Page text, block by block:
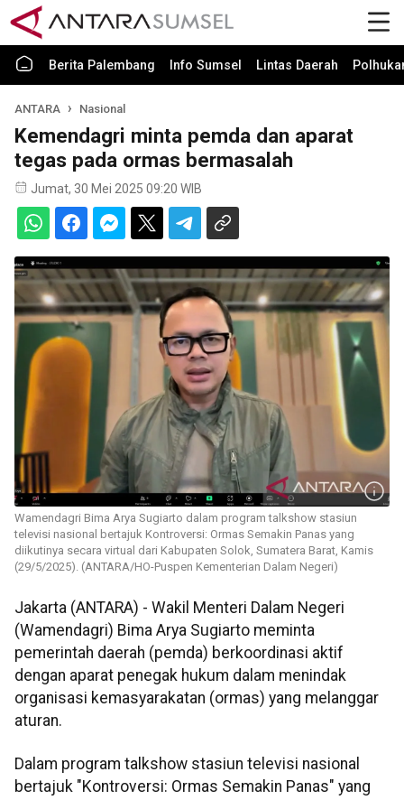
Berita Palembang Info Sumsel Lintas Daerah
ANTARA Nasional
Kemendagri minta pemda dan aparat
tegas pada ormas bermasalah
Jumat, 30 Mei 2025 09:20 WIB
Wamendagri Bima Arya Sugiarto dalam program talkshow stasiun
televisi nasional bertajuk Kontroversi: Ormas Semakin Panas yang
diikutinya secara virtual dari Kabupaten Solok, Sumatera Barat, Kamis
(29/5/2025). (ANTARA/HO-Puspen Kementerian Dalam Negeri)
Jakarta (ANTARA) - Wakil Menteri Dalam Negeri
(Wamendagri) Bima Arya Sugiarto meminta
pemerintah daerah (pemda) berkoordinasi aktif
dengan aparat penegak hukum dalam menindak
organisasi kemasyarakatan (ormas) yang melanggar
aturan.
Dalam program talkshow stasiun televisi nasional
bertajuk "Kontroversi: Ormas Semakin Panas" yang